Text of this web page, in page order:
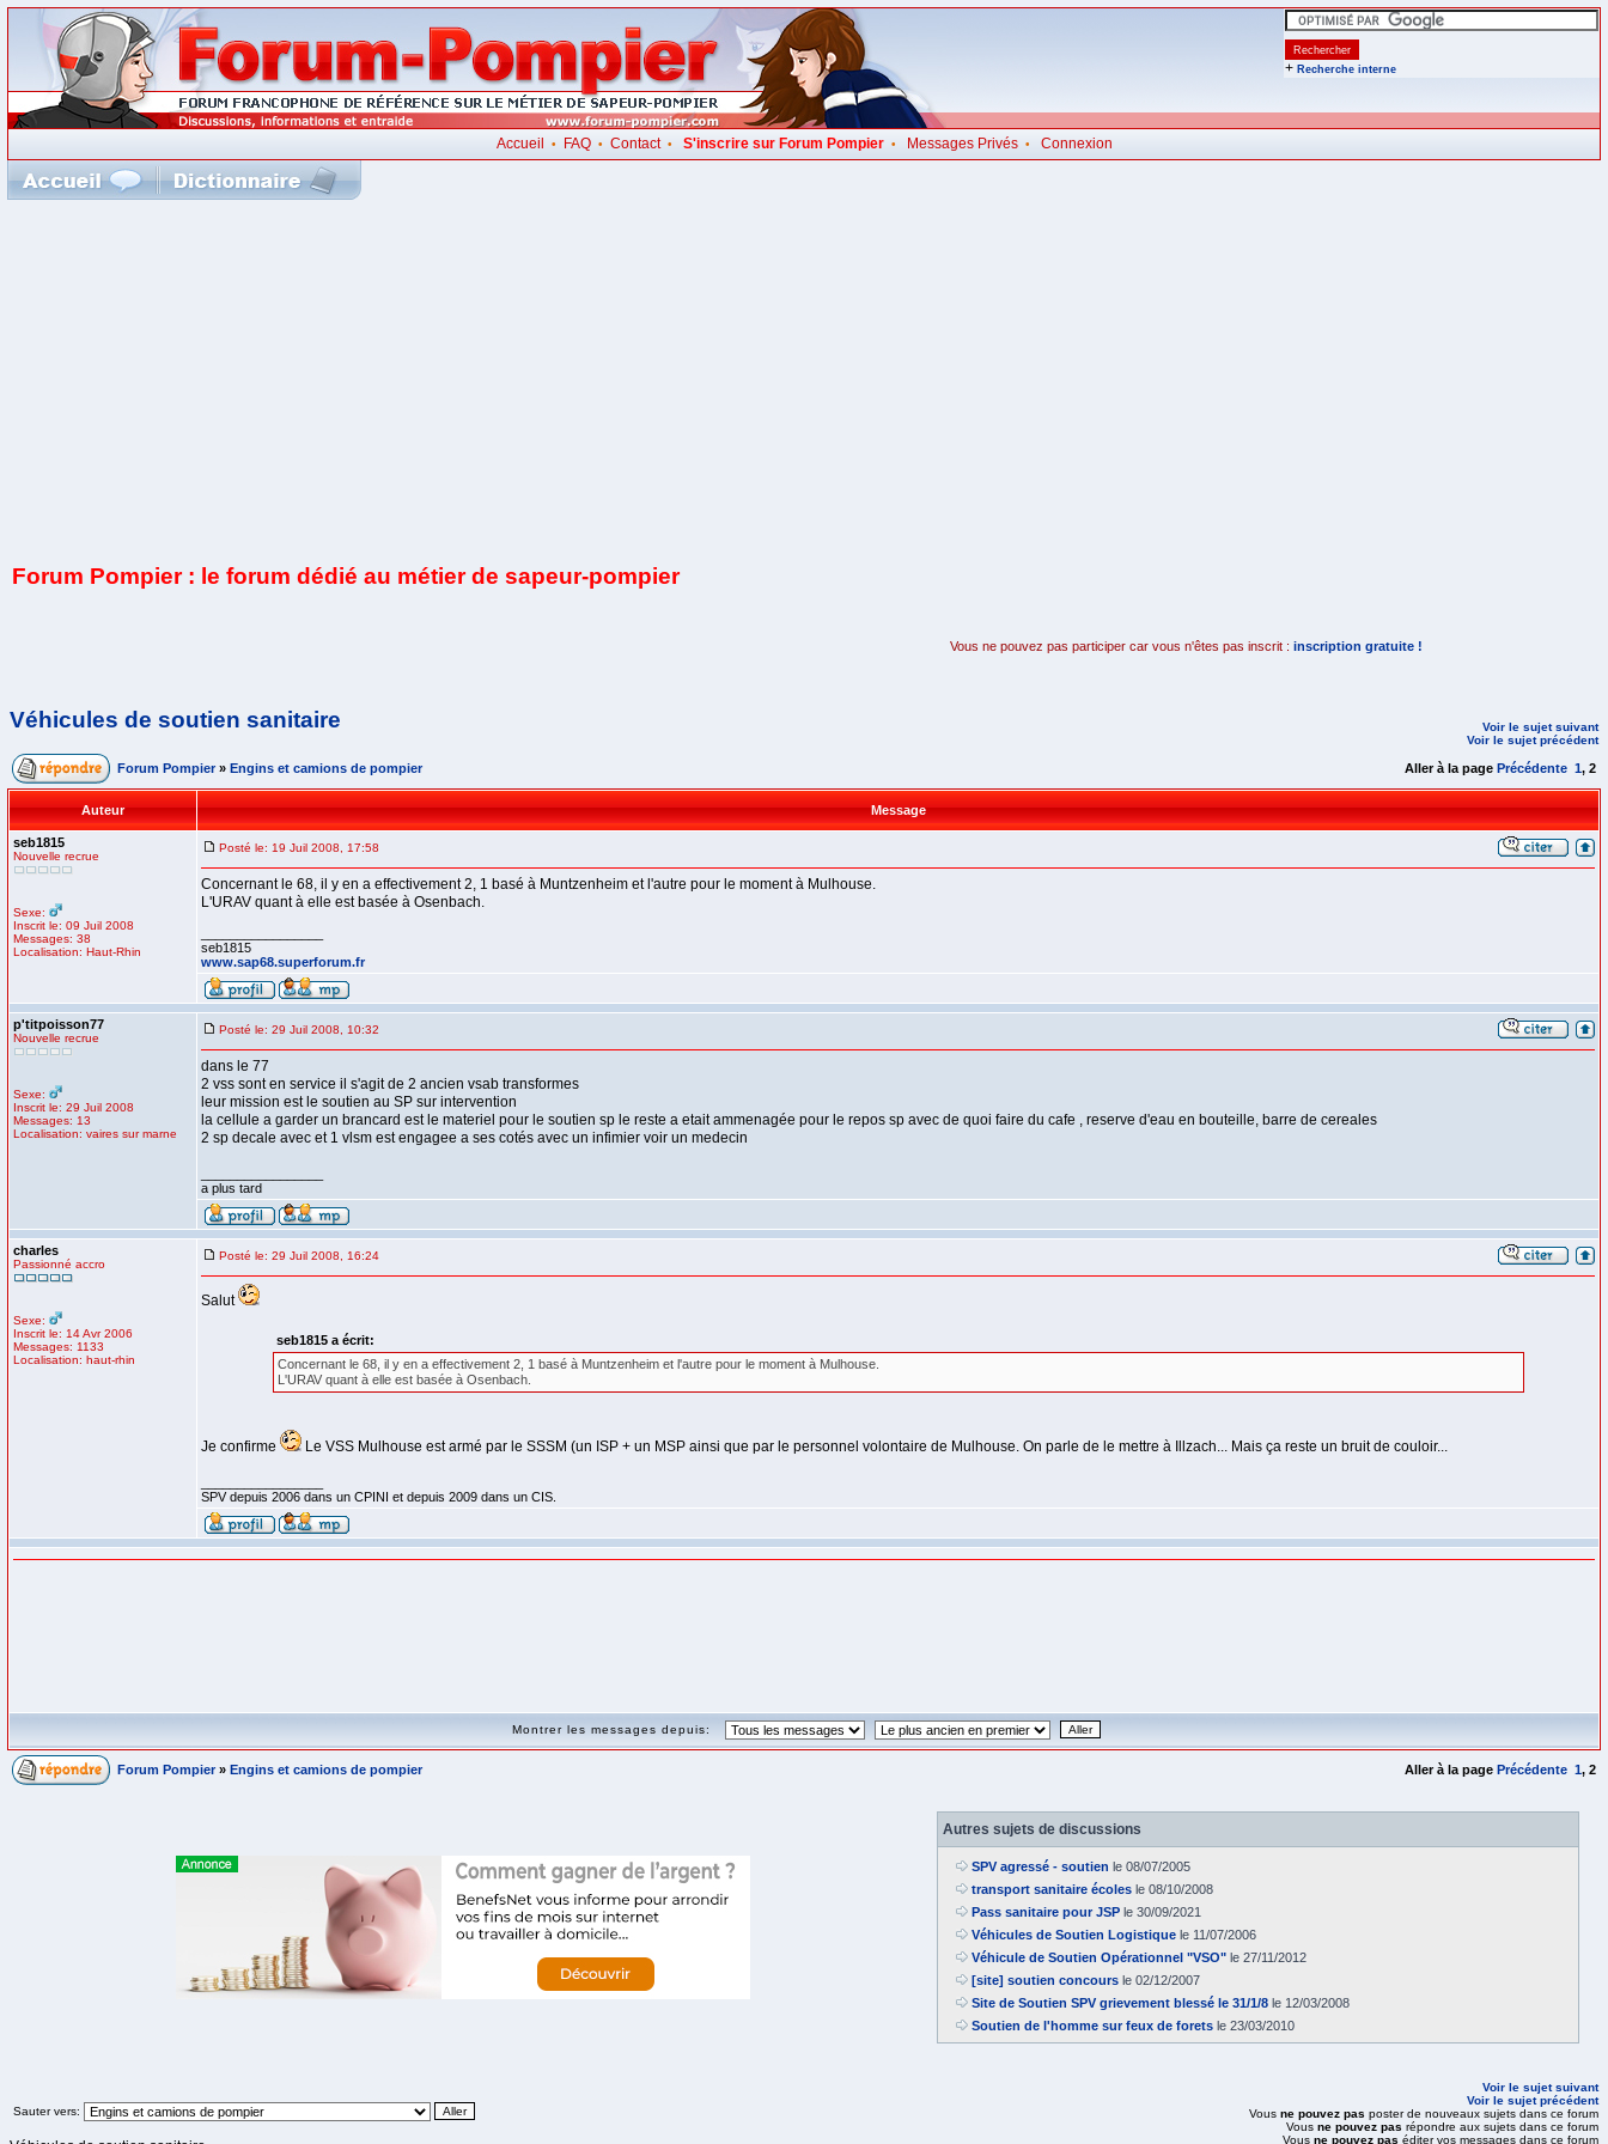
+ Recherche interne
Accueil • FAQ• Contact• S'inscrire sur Forum Pompier• Messages Privés• Connexion
Forum Pompier : le forum dédié au métier de sapeur-pompier
Vous ne pouvez pas participer car vous n'êtes pas inscrit : inscription gratuite !
Véhicules de soutien sanitaire
Voir le sujet suivant
Voir le sujet précédent
Forum Pompier » Engins et camions de pompier Aller à la page Précédente 1, 2
Auteur Message
seb1815
Nouvelle recrue
Sexe:
Inscrit le: 09 Juil 2008
Messages: 38
Localisation: Haut-Rhin
Posté le: 19 Juil 2008, 17:58
Concernant le 68, il y en a effectivement 2, 1 basé à Muntzenheim et l'autre pour le moment à Mulhouse.
L'URAV quant à elle est basée à Osenbach.
seb1815
www.sap68.superforum.fr
p'titpoisson77
Nouvelle recrue
Sexe:
Inscrit le: 29 Juil 2008
Messages: 13
Localisation: vaires sur marne
Posté le: 29 Juil 2008, 10:32
dans le 77
2 vss sont en service il s'agit de 2 ancien vsab transformes
leur mission est le soutien au SP sur intervention
la cellule a garder un brancard est le materiel pour le soutien sp le reste a etait ammenagée pour le repos sp avec de quoi faire du cafe , reserve d'eau en bouteille, barre de cereales
2 sp decale avec et 1 vlsm est engagee a ses cotés avec un infimier voir un medecin
a plus tard
charles
Passionné accro
Sexe:
Inscrit le: 14 Avr 2006
Messages: 1133
Localisation: haut-rhin
Posté le: 29 Juil 2008, 16:24
Salut
seb1815 a écrit:
Concernant le 68, il y en a effectivement 2, 1 basé à Muntzenheim et l'autre pour le moment à Mulhouse.
L'URAV quant à elle est basée à Osenbach.
Je confirme Le VSS Mulhouse est armé par le SSSM (un ISP + un MSP ainsi que par le personnel volontaire de Mulhouse. On parle de le mettre à Illzach... Mais ça reste un bruit de couloir...
SPV depuis 2006 dans un CPINI et depuis 2009 dans un CIS.
Montrer les messages depuis:
Forum Pompier » Engins et camions de pompier Aller à la page Précédente 1, 2
Autres sujets de discussions
SPV agressé - soutien le 08/07/2005
transport sanitaire écoles le 08/10/2008
Pass sanitaire pour JSP le 30/09/2021
Véhicules de Soutien Logistique le 11/07/2006
Véhicule de Soutien Opérationnel "VSO" le 27/11/2012
[site] soutien concours le 02/12/2007
Site de Soutien SPV grievement blessé le 31/1/8 le 12/03/2008
Soutien de l'homme sur feux de forets le 23/03/2010
Sauter vers:
Voir le sujet suivant
Voir le sujet précédent
Vous ne pouvez pas poster de nouveaux sujets dans ce forum
Vous ne pouvez pas répondre aux sujets dans ce forum
Vous ne pouvez pas éditer vos messages dans ce forum